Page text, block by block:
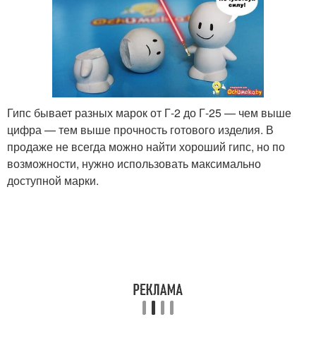
Гипс бывает разных марок от Г-2 до Г-25 — чем выше
цифра — тем выше прочность готового изделия. В
продаже не всегда можно найти хороший гипс, но по
возможности, нужно использовать максимально
доступной марки.